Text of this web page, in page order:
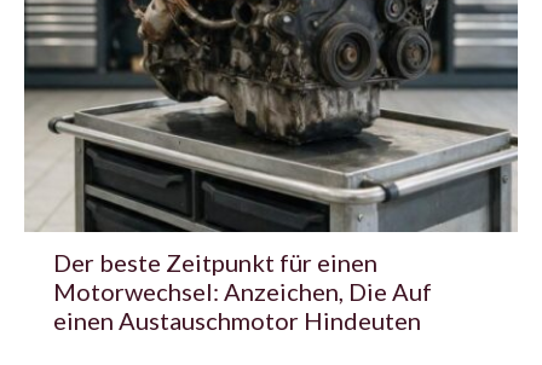
Der beste Zeitpunkt für einen
Motorwechsel: Anzeichen, Die Auf
einen Austauschmotor Hindeuten